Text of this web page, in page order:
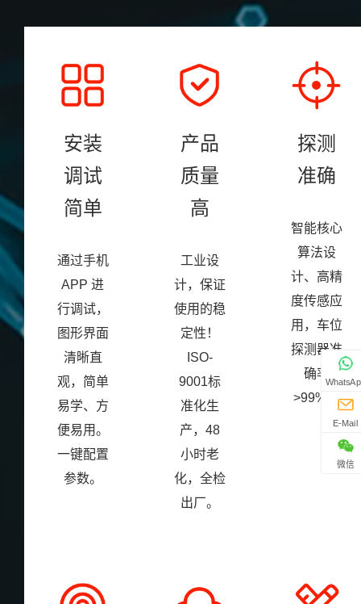
安装
调试
简单
通过手机
APP 进
行调试，
图形界面
清晰直
观，简单
易学、方
便易用。
一键配置
参数。
产品
质量
高
工业设
计，保证
使用的稳
定性！
ISO-
9001标
准化生
产，48
小时老
化，全检
出厂。
探测
准确
智能核心
算法设
计、高精
度传感应
用，车位
探测器准
确率
>99%。
E-Mail
微信